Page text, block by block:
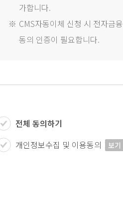
가합니다.
※ CMS자동이체 신청 시 전자금
동의 인증이 필요합니다.
전체 동의하기
개인정보수집 및 이용동의
보기